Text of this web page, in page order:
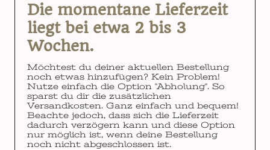
Die momentane Lieferzeit
liegt bei etwa 2 bis 3
Wochen.
Möchtest du deiner aktuellen Bestellung
noch etwas hinzufügen? Kein Problem!
Nutze einfach die Option "Abholung". So
sparst du dir die zusätzlichen
Versandkosten. Ganz einfach und bequem!
Beachte jedoch, dass sich die Lieferzeit
dadurch verzögern kann und diese Option
nur möglich ist, wenn deine Bestellung
noch nicht abgeschlossen ist.